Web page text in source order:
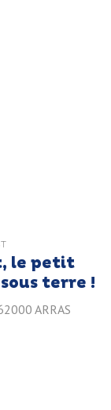
le petit
terre !
ARRAS